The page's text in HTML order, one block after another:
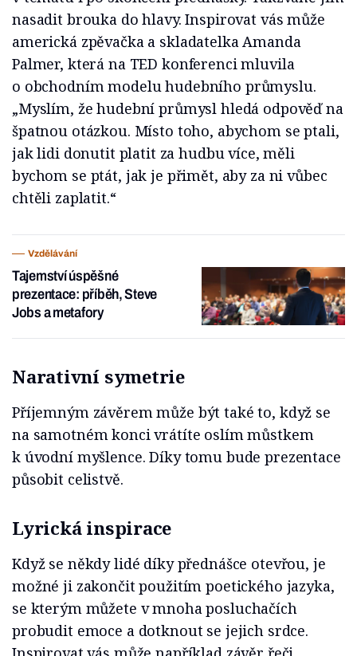
nasadit brouka do hlavy. Inspirovat vás může
americká zpěvačka a skladatelka Amanda
Palmer, která na TED konferenci mluvila
o obchodním modelu hudebního průmyslu.
„Myslím, že hudební průmysl hledá odpověď na
špatnou otázkou. Místo toho, abychom se ptali,
jak lidi donutit platit za hudbu více, měli
bychom se ptát, jak je přimět, aby za ni vůbec
chtěli zaplatit.“
Vzdělávání
Tajemství úspěšné
prezentace: příběh, Steve
Jobs a metafory
Narativní symetrie
Příjemným závěrem může být také to, když se
na samotném konci vrátíte oslím můstkem
k úvodní myšlence. Díky tomu bude prezentace
působit celistvě.
Lyrická inspirace
Když se někdy lidé díky přednášce otevřou, je
možné ji zakončit použitím poetického jazyka,
se kterým můžete v mnoha posluchačích
probudit emoce a dotknout se jejich srdce.